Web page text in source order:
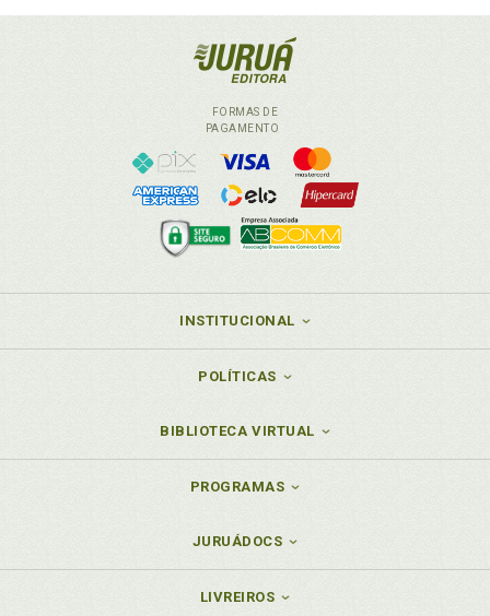
FORMAS DE
PAGAMENTO
INSTITUCIONAL
POLÍTICAS
BIBLIOTECA VIRTUAL
PROGRAMAS
JURUÁDOCS
LIVREIROS